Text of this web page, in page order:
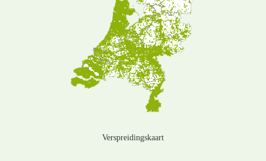
Verspreidingskaart